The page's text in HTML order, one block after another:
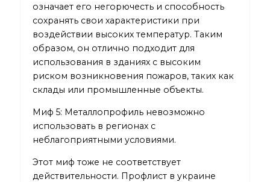
означает его негорючесть и способность
сохранять свои характеристики при
воздействии высоких температур. Таким
образом, он отлично подходит для
использования в зданиях с высоким
риском возникновения пожаров, таких как
склады или промышленные объекты.
Миф 5: Металлопрофиль невозможно
использовать в регионах с
неблагоприятными условиями.
Этот миф тоже не соответствует
действительности. Профлист в украине